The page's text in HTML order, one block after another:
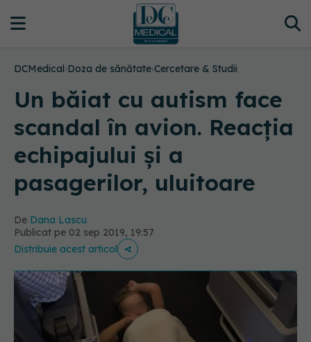
DCMedical›Doza de sănătate›Cercetare & Studii
Un băiat cu autism face
scandal în avion. Reacția
echipajului și a
pasagerilor, uluitoare
De Dana Lascu
Publicat pe 02 sep 2019, 19:57
Distribuie acest articol